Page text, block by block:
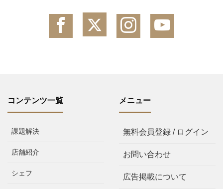
コンテンツ一覧
課題解決
店舗紹介
シェフ
メニュー
無料会員登録 / ログイン
お問い合わせ
広告掲載について